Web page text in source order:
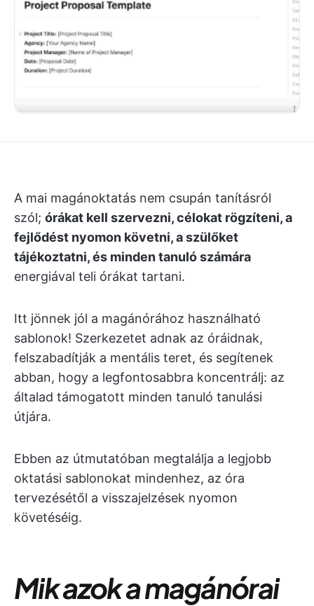
A mai magánoktatás nem csupán tanításról
szól; órákat kell szervezni, célokat rögzíteni, a
fejlődést nyomon követni, a szülőket
tájékoztatni, és minden tanuló számára
energiával teli órákat tartani.
Itt jönnek jól a magánórához használható
sablonok! Szerkezetet adnak az óráidnak,
felszabadítják a mentális teret, és segítenek
abban, hogy a legfontosabbra koncentrálj: az
általad támogatott minden tanuló tanulási
útjára.
Ebben az útmutatóban megtalálja a legjobb
oktatási sablonokat mindenhez, az óra
tervezésétől a visszajelzések nyomon
követéséig.
Mik azok a magánórai